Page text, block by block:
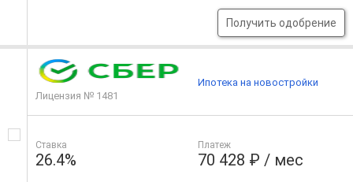
Получить одобрение
Лицензия № 1481
Ставка
26.4%
Платеж
70 428 ₽ / мес
Ипотека на новостройки